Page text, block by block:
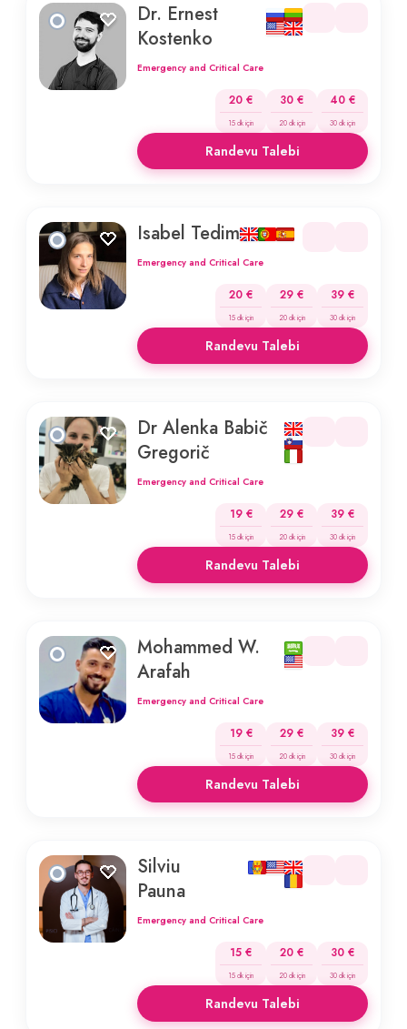
Dr. Ernest
Kostenko
Emergency and Critical Care
20 €
15 dk için
30 €
20 dk için
40 €
30 dk için
Randevu Talebi
Isabel Tedim
Emergency and Critical Care
20 €
15 dk için
29 €
20 dk için
39 €
30 dk için
Randevu Talebi
Dr Alenka Babič
Gregorič
Emergency and Critical Care
19 €
15 dk için
29 €
20 dk için
39 €
30 dk için
Randevu Talebi
Mohammed W.
Arafah
Emergency and Critical Care
19 €
15 dk için
29 €
20 dk için
39 €
30 dk için
Randevu Talebi
Silviu
Pauna
Emergency and Critical Care
15 €
15 dk için
20 €
20 dk için
30 €
30 dk için
Randevu Talebi